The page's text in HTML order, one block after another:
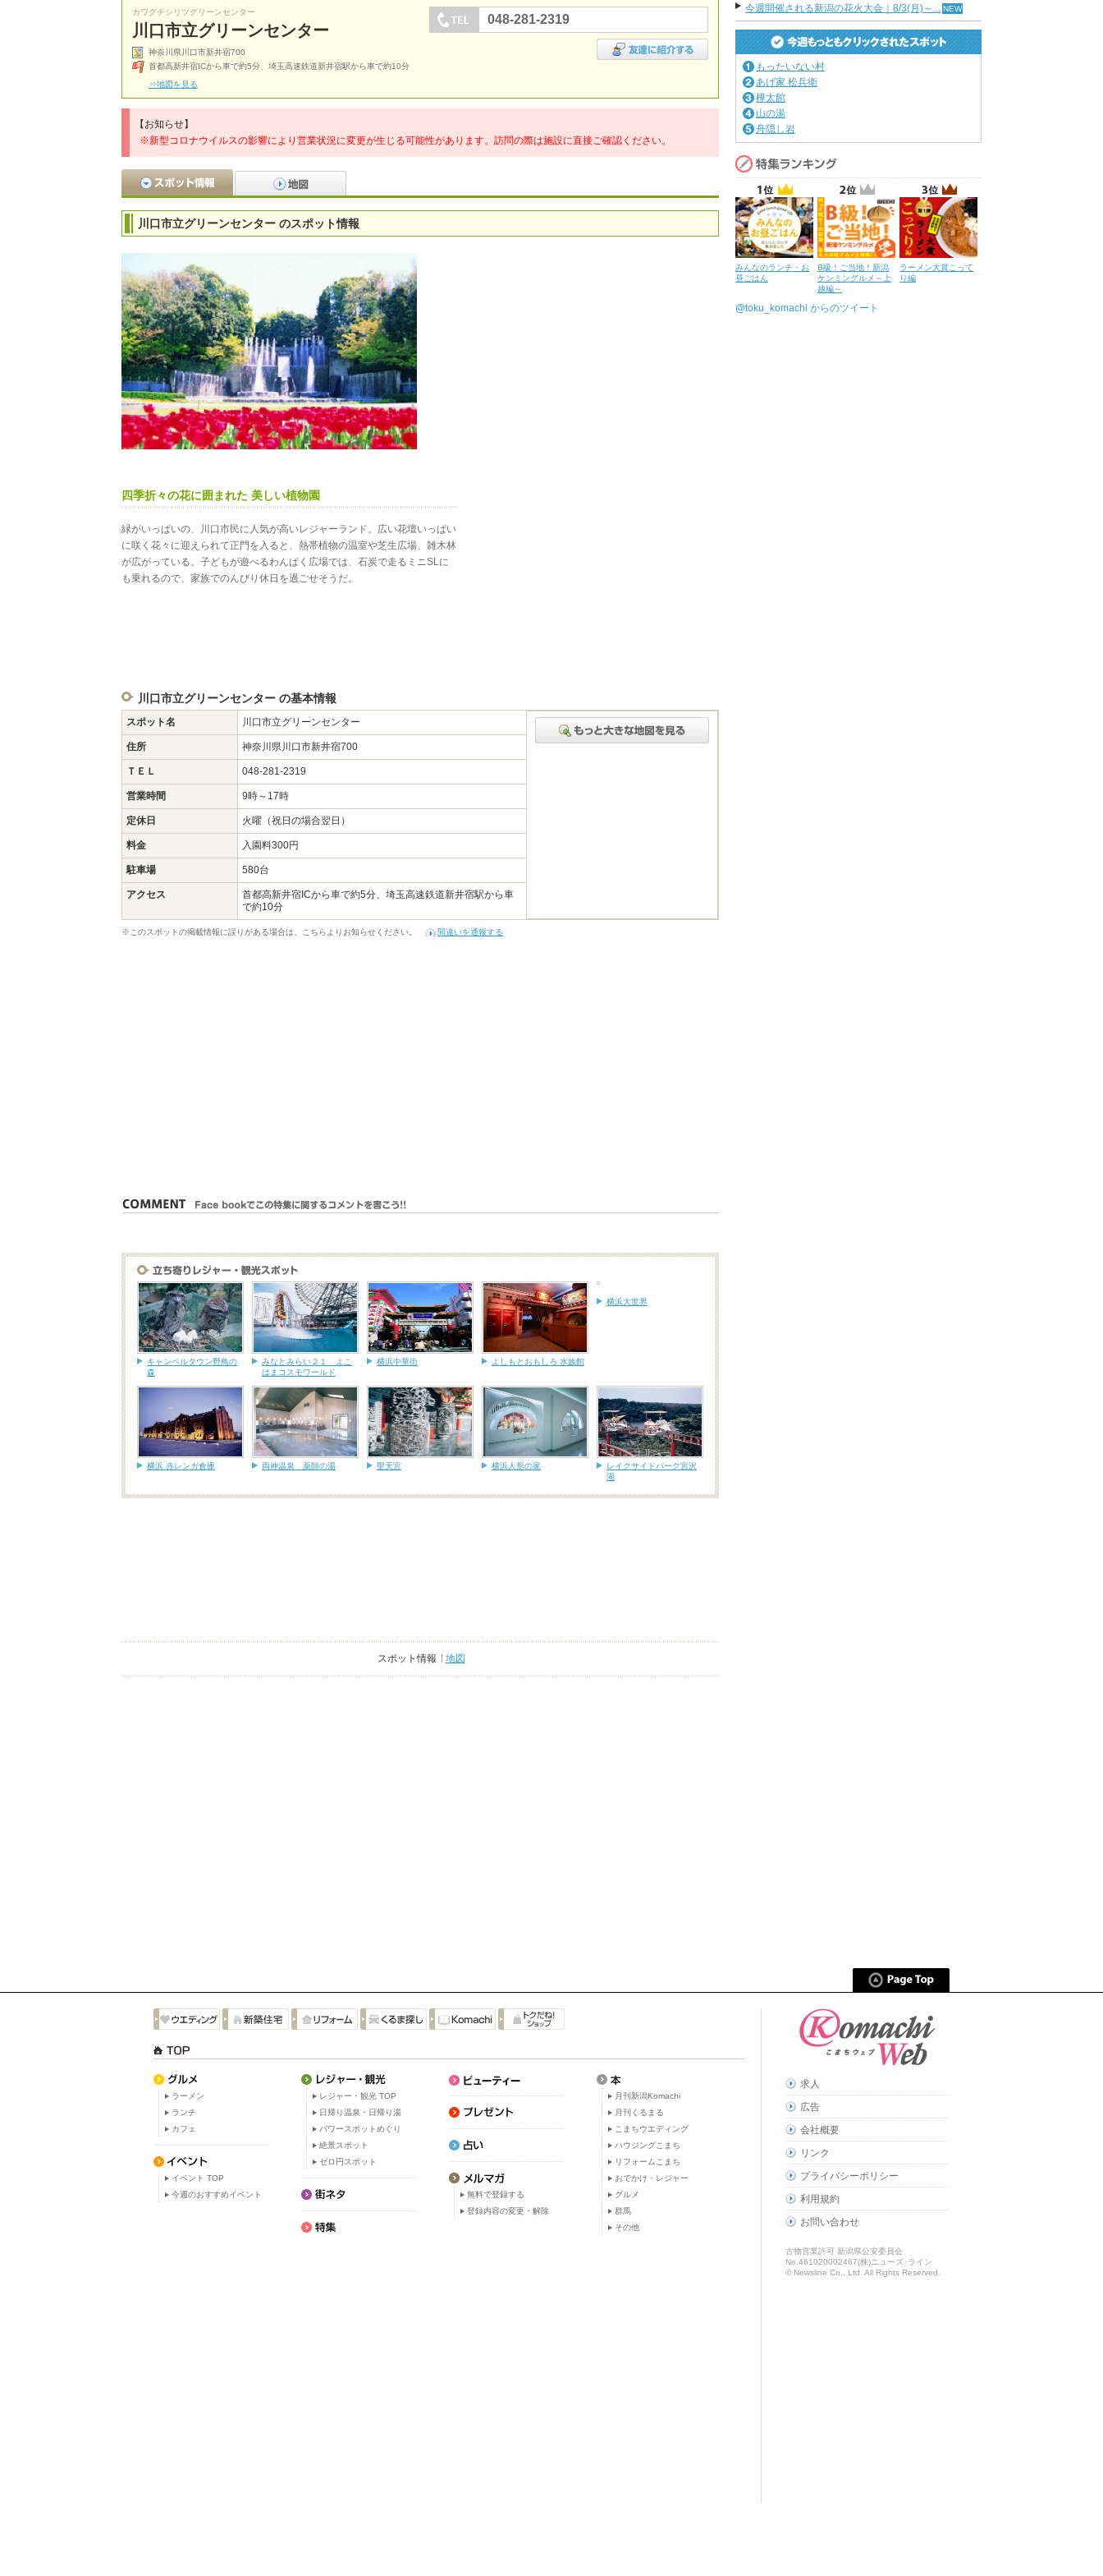
カワグチシリツグリーンセンター
川口市立グリーンセンター
神奈川県川口市新井宿700
首都高新井宿ICから車で約5分、埼玉高速鉄道新井宿駅から車で約10分
⇒地図を見る
048-281-2319
【お知らせ】
※新型コロナウイルスの影響により営業状況に変更が生じる可能性があります。訪問の際は施設に直接ご確認ください。
川口市立グリーンセンター のスポット情報
四季折々の花に囲まれた 美しい植物園
緑がいっぱいの、川口市民に人気が高いレジャーランド。広い花壇いっぱい
に咲く花々に迎えられて正門を入ると、熱帯植物の温室や芝生広場、雑木林
が広がっている。子どもが遊べるわんぱく広場では、石炭で走るミニSLに
も乗れるので、家族でのんびり休日を過ごせそうだ。
川口市立グリーンセンター の基本情報
スポット名 川口市立グリーンセンター
住所 神奈川県川口市新井宿700
ＴＥＬ 048-281-2319
営業時間 9時～17時
定休日 火曜（祝日の場合翌日）
料金 入園料300円
駐車場 580台
アクセス
首都高新井宿ICから車で約5分、埼玉高速鉄道新井宿駅から車
で約10分
※このスポットの掲載情報に誤りがある場合は、こちらよりお知らせください。 間違いを通報する
キャンベルタウン野鳥の
森
みなとみらい２１ よこ
はまコスモワールド
横浜中華街 よしもとおもしろ 水族館
横浜大世界
横浜 赤レンガ倉庫 両神温泉 薬師の湯 聖天宮 横浜人形の家
レイクサイドパーク宮沢
湖
スポット情報 地図
今週開催される新潟の花火大会｜8/3(月)～...
もったいない村
あげ家 松兵衛
樺太館
山の湯
舟隠し岩
みんなのランチ・お
昼ごはん
B級！ご当地！新潟
ケンミングルメ～上
越編～
ラーメン大賞こって
り編
@toku_komachi からのツイート
ラーメン
ランチ
カフェ
イベント TOP
今週のおすすめイベント
レジャー・観光 TOP
日帰り温泉・日帰り湯
パワースポットめぐり
絶景スポット
ゼロ円スポット
無料で登録する
登録内容の変更・解除
月刊新潟Komachi
月刊くるまる
こまちウエディング
ハウジングこまち
リフォームこまち
おでかけ・レジャー
グルメ
群馬
その他
求人
広告
会社概要
リンク
プライバシーポリシー
利用規約
お問い合わせ
古物営業許可 新潟県公安委員会
No.461020002467(株)ニューズ･ライン
© Newsline Co., Ltd. All Rights Reserved.